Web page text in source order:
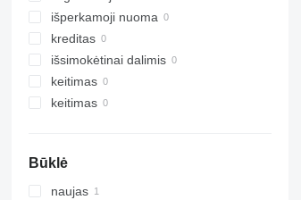
išperkamoji nuoma
kreditas
išsimokėtinai dalimis
keitimas
keitimas
Būklė
naujas